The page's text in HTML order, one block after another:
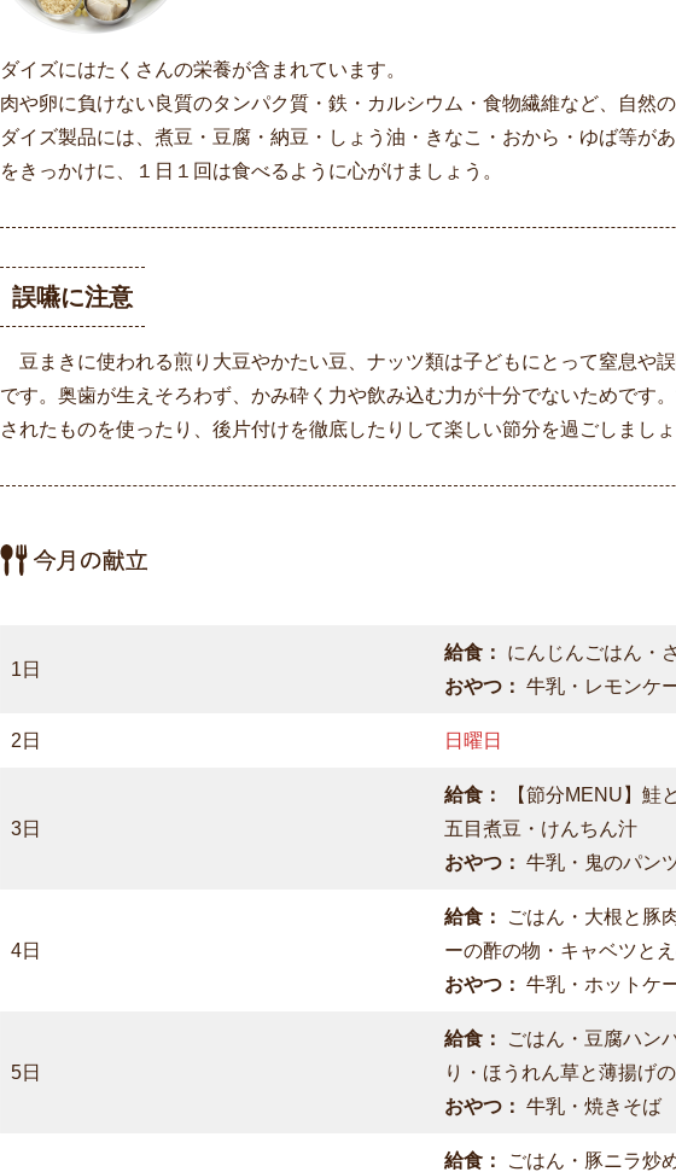
ダイズにはたくさんの栄養が含まれています。
肉や卵に負けない良質のタンパク質・鉄・カルシウム・食物繊維など、自然の
ダイズ製品には、煮豆・豆腐・納豆・しょう油・きなこ・おから・ゆば等が
をきっかけに、１日１回は食べるように心がけましょう。
誤嚥に注意
豆まきに使われる煎り大豆やかたい豆、ナッツ類は子どもにとって窒息や
です。奥歯が生えそろわず、かみ砕く力や飲み込む力が十分でないためです
されたものを使ったり、後片付けを徹底したりして楽しい節分を過ごしましょ
1日
給食：
にんじんごはん・
おやつ： 牛乳・レモンケ
2日 日曜日
3日
給食：
【節分MENU】鮭
五目煮豆・けんちん汁
おやつ： 牛乳・鬼のパン
4日
給食：
ごはん・大根と豚
ーの酢の物・キャベツと
おやつ： 牛乳・ホットケ
5日
給食：
ごはん・豆腐ハン
り・ほうれん草と薄揚げ
おやつ： 牛乳・焼きそば
給食：
ごはん・豚ニラ炒